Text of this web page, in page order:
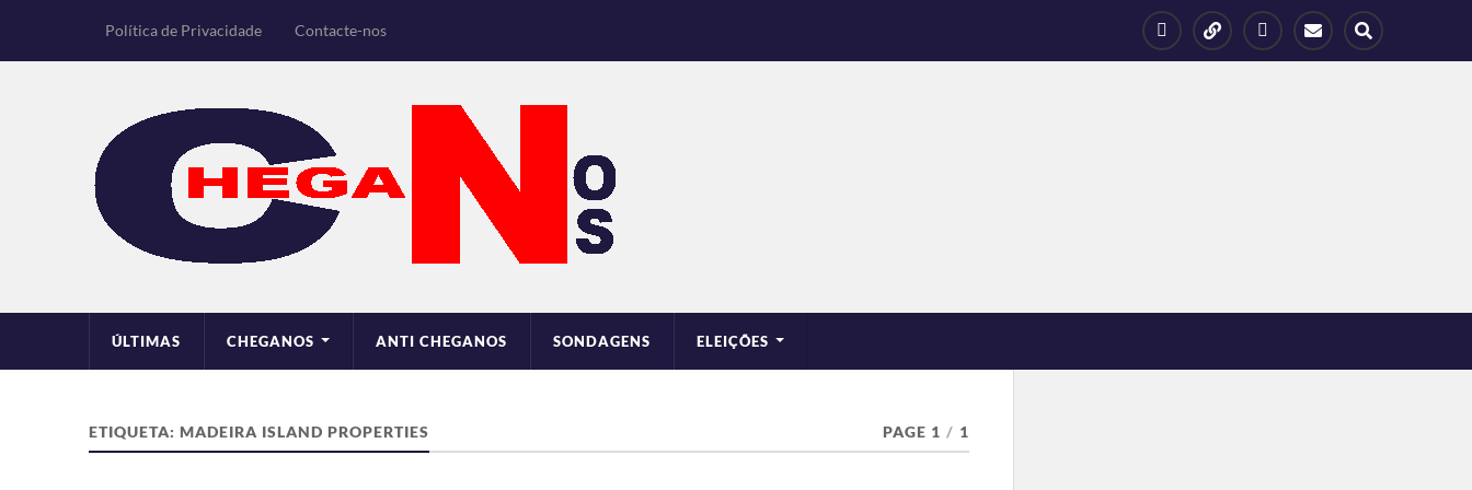
Política de Privacidade Contacte-nos
ÚLTIMAS CHEGANOS ANTI CHEGANOS SONDAGENS ELEIÇÕES
ETIQUETA: MADEIRA ISLAND PROPERTIES PAGE 1 / 1